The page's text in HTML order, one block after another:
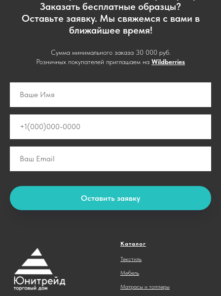
Заказать бесплатные образцы?
Оставьте заявку. Мы свяжемся с вами в
ближайшее время!
Сумма минимального заказа 30 000 руб.
Розничных покупателей приглашаем на Wildberries
Оставить заявку
Каталог
Текстиль
Мебель
Матрасы и топперы